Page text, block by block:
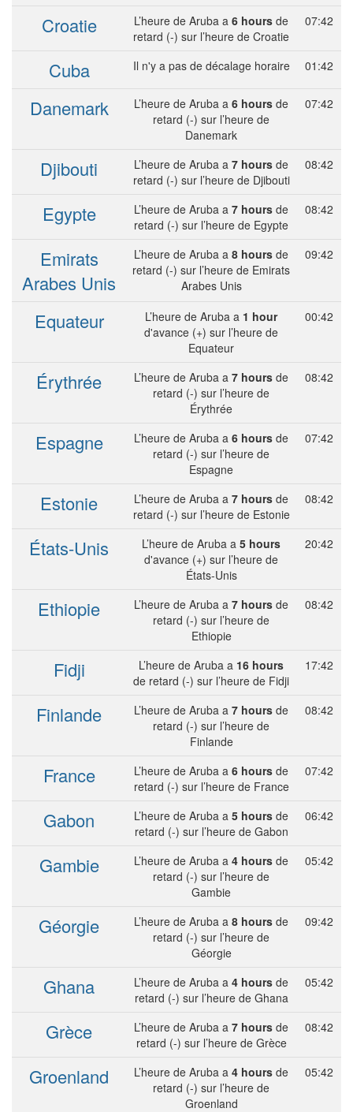
Croatie L’heure de Aruba a 6 hours de
retard (-) sur l’heure de Croatie
07:42
Cuba Il n'y a pas de décalage horaire 01:42
Danemark L’heure de Aruba a 6 hours de
retard (-) sur l’heure de
Danemark
07:42
Djibouti L’heure de Aruba a 7 hours de
retard (-) sur l’heure de Djibouti
08:42
Egypte L’heure de Aruba a 7 hours de
retard (-) sur l’heure de Egypte
08:42
Emirats
Arabes Unis
L’heure de Aruba a 8 hours de
retard (-) sur l’heure de Emirats
Arabes Unis
09:42
Equateur L’heure de Aruba a 1 hour
d'avance (+) sur l’heure de
Equateur
00:42
Érythrée L’heure de Aruba a 7 hours de
retard (-) sur l’heure de
Érythrée
08:42
Espagne L’heure de Aruba a 6 hours de
retard (-) sur l’heure de
Espagne
07:42
Estonie L’heure de Aruba a 7 hours de
retard (-) sur l’heure de Estonie
08:42
États-Unis L’heure de Aruba a 5 hours
d'avance (+) sur l’heure de
États-Unis
20:42
Ethiopie L’heure de Aruba a 7 hours de
retard (-) sur l’heure de
Ethiopie
08:42
Fidji L’heure de Aruba a 16 hours
de retard (-) sur l’heure de Fidji
17:42
Finlande L’heure de Aruba a 7 hours de
retard (-) sur l’heure de
Finlande
08:42
France L’heure de Aruba a 6 hours de
retard (-) sur l’heure de France
07:42
Gabon L’heure de Aruba a 5 hours de
retard (-) sur l’heure de Gabon
06:42
Gambie L’heure de Aruba a 4 hours de
retard (-) sur l’heure de
Gambie
05:42
Géorgie L’heure de Aruba a 8 hours de
retard (-) sur l’heure de
Géorgie
09:42
Ghana L’heure de Aruba a 4 hours de
retard (-) sur l’heure de Ghana
05:42
Grèce L’heure de Aruba a 7 hours de
retard (-) sur l’heure de Grèce
08:42
Groenland L’heure de Aruba a 4 hours de
retard (-) sur l’heure de
Groenland
05:42